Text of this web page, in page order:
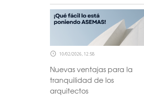
10/02/2026, 12:58
Nuevas ventajas para la
tranquilidad de los
arquitectos